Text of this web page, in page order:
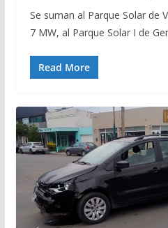
Se suman al Parque Solar de
7 MW, al Parque Solar I de
Read More